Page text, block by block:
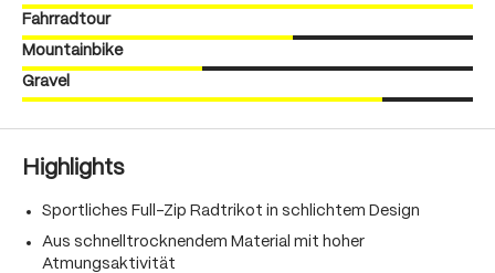
Fahrradtour
Mountainbike
Gravel
Highlights
Sportliches Full-Zip Radtrikot in schlichtem Design
Aus schnelltrocknendem Material mit hoher
Atmungsaktivität